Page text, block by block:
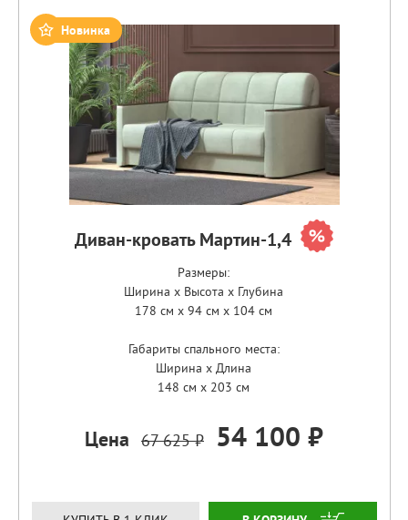
Новинка
Диван-кровать Мартин-1,4
Размеры:
Ширина x Высота x Глубина
178 см x 94 см x 104 см
Габариты спального места:
Ширина x Длина
148 см x 203 см
Цена 67 625 ₽ 54 100 ₽